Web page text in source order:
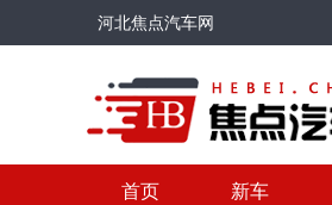
河北焦点汽车网
首页 新车